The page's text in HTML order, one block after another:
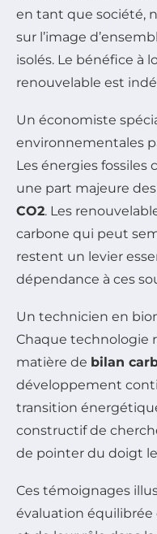
en tant que société,
sur l’image
isolés. Le bénéfice à
renouvelable est
Un économiste
environnementales
Les énergies
une part majeure
CO2. Les
carbone qui peut
restent un levier
dépendance à ces
Un technicien en
Chaque technologie
matière de bilan
développement
transition
constructif de
de pointer du doigt
Ces témoignages
évaluation équilibrée